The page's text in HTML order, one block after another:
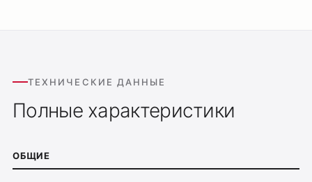
ТЕХНИЧЕСКИЕ ДАННЫЕ
Полные характеристики
ОБЩИЕ